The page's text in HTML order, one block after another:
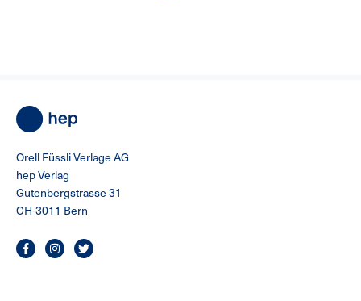
Orell Füssli Verlage AG
hep Verlag
Gutenbergstrasse 31
CH-3011 Bern